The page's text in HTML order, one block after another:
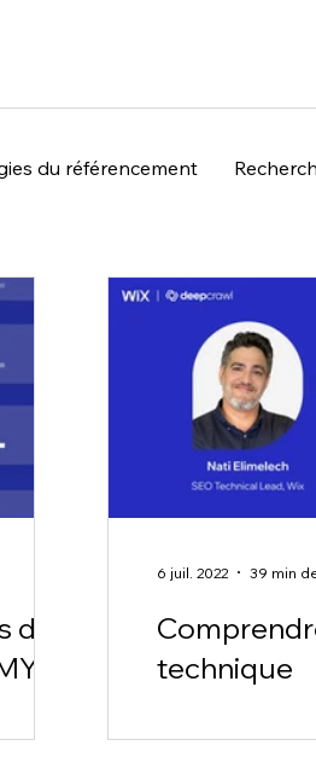
du référencement
technique
6 juil. 2022 39 min